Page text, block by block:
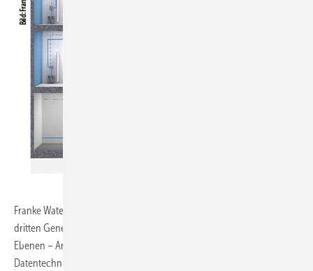
Franke Water Systems, 8.0-F98:
dritten Generation Aqua 3000 open gliedert sich konsequent in zwei
Ebenen – Armaturen und Netzwerk – die über eine standardisierte
Datentechnik kommunizieren. Entsprechend konfigurierte Armaturen